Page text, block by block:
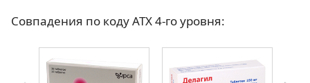
Совпадения по коду АТХ 4-го уровня: